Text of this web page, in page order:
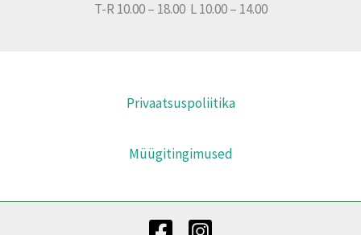
T-R 10.00 – 18.00 L 10.00 – 14.00
Privaatsuspoliitika
Müügitingimused